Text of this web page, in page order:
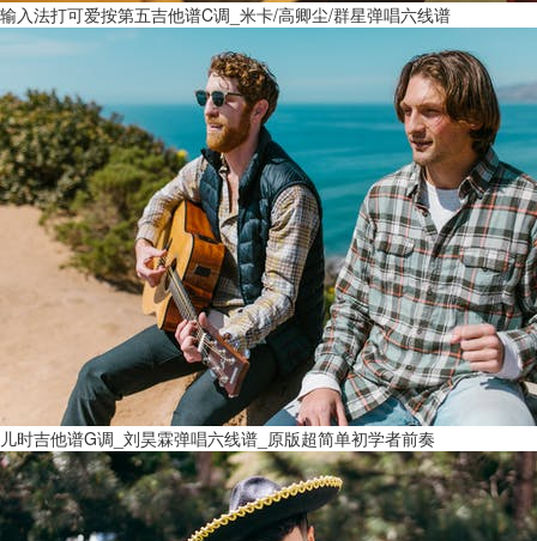
输入法打可爱按第五吉他谱C调_米卡/高卿尘/群星弹唱六线谱
儿时吉他谱G调_刘昊霖弹唱六线谱_原版超简单初学者前奏